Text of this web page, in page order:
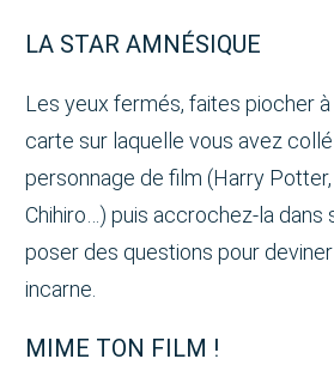
LA STAR AMNÉSIQUE
Les yeux fermés, faites piocher
carte sur laquelle vous avez collé
personnage de film (Harry Potter,
Chihiro…) puis accrochez-la dans
poser des questions pour deviner
incarne.
MIME TON FILM !